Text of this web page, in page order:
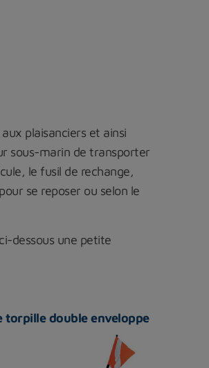
plaisanciers et ainsi
sous-marin de transporter
le fusil de rechange,
pour se reposer ou selon le
dessous une petite
torpille double enveloppe